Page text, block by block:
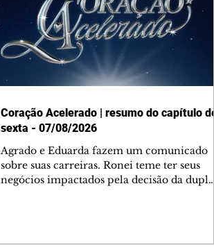
Coração Acelerado | resumo do capítulo de
sexta - 07/08/2026
Agrado e Eduarda fazem um comunicado
sobre suas carreiras. Ronei teme ter seus
negócios impactados pela decisão da dupla.